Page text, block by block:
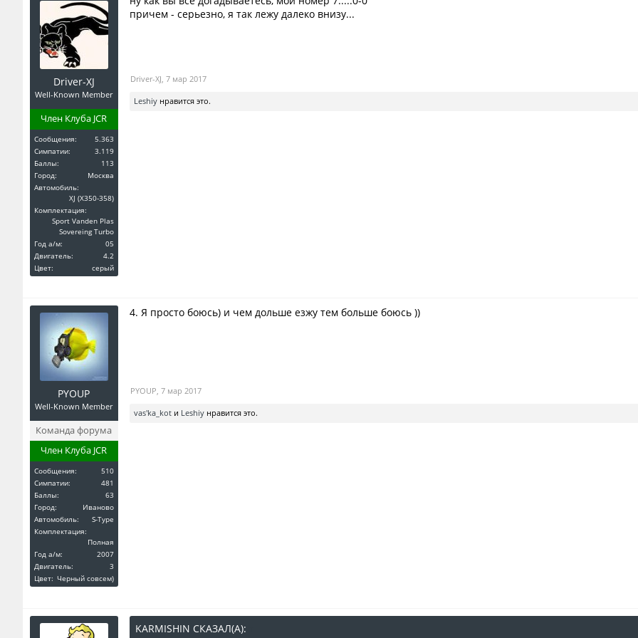
Driver-XJ
Well-Known Member
Член Клуба JCR
Сообщения:
5.363
Симпатии:
3.119
Баллы:
113
Город:
Москва
Автомобиль:
XJ (X350-358)
Комплектация:
Sport Vanden Plas
Sovereing Turbo
Год a/м:
05
Двигатель:
4.2
Цвет:
серый
причем - серьезно, я так лежу далеко внизу...
Driver-XJ, 7 мар 2017
Leshiyнравится это.
PYOUP
Well-Known Member
Команда форума
Член Клуба JCR
Сообщения:
510
Симпатии:
481
Баллы:
63
Город:
Иваново
Автомобиль:
S-Type
Комплектация:
Полная
Год a/м:
2007
Двигатель:
3
Цвет: Черный совсем)
4. Я просто боюсь) и чем дольше езжу тем больше боюсь ))
PYOUP, 7 мар 2017
vas'ka_kotи Leshiyнравится это.
KARMISHIN СКАЗАЛ(А):